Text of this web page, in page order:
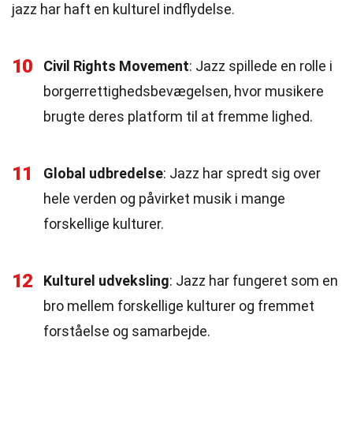
jazz har haft en kulturel indflydelse.
10 Civil Rights Movement: Jazz spillede en rolle i
borgerrettighedsbevægelsen, hvor musikere
brugte deres platform til at fremme lighed.
11 Global udbredelse: Jazz har spredt sig over
hele verden og påvirket musik i mange
forskellige kulturer.
12 Kulturel udveksling: Jazz har fungeret som en
bro mellem forskellige kulturer og fremmet
forståelse og samarbejde.